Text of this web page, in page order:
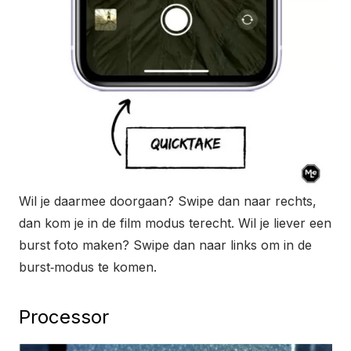
Wil je daarmee doorgaan? Swipe dan naar rechts,
dan kom je in de film modus terecht. Wil je liever een
burst foto maken? Swipe dan naar links om in de
burst‑modus te komen.
Processor